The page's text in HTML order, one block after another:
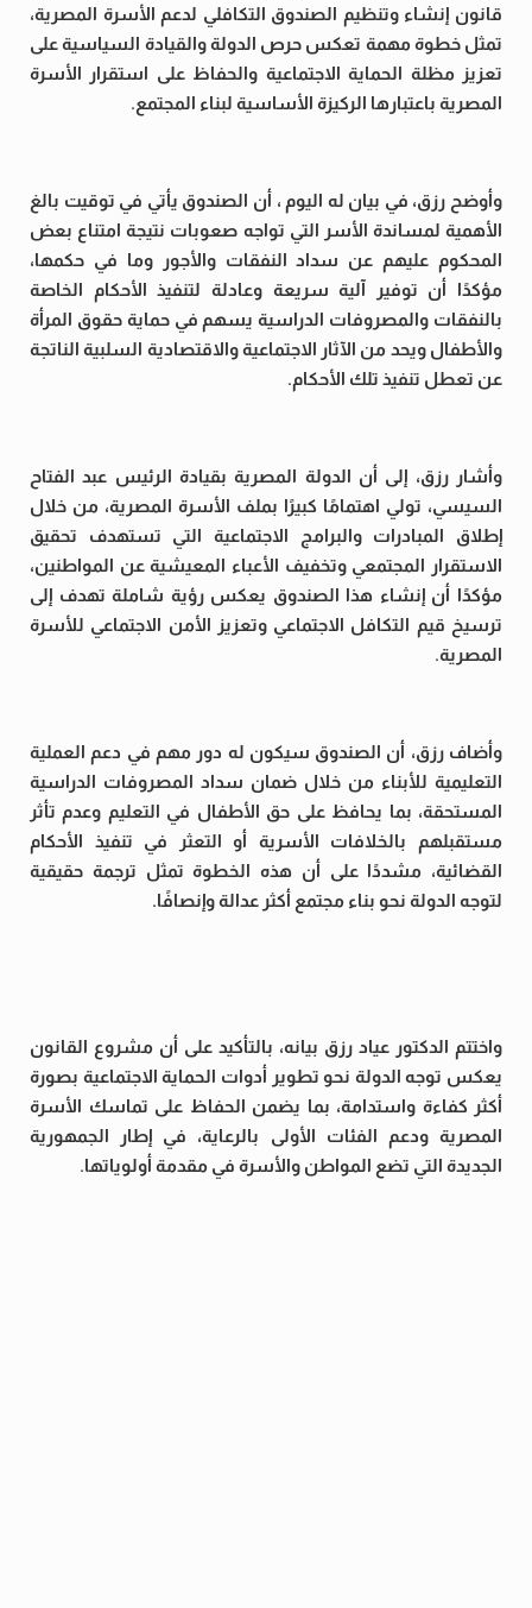
قانون إنشاء وتنظيم الصندوق التكافلي لدعم الأسرة المصرية،
تمثل خطوة مهمة تعكس حرص الدولة والقيادة السياسية على
تعزيز مظلة الحماية الاجتماعية والحفاظ على استقرار الأسرة
المصرية باعتبارها الركيزة الأساسية لبناء المجتمع.
وأوضح رزق، في بيان له اليوم ، أن الصندوق يأتي في توقيت بالغ
الأهمية لمساندة الأسر التي تواجه صعوبات نتيجة امتناع بعض
المحكوم عليهم عن سداد النفقات والأجور وما في حكمها،
مؤكدًا أن توفير آلية سريعة وعادلة لتنفيذ الأحكام الخاصة
بالنفقات والمصروفات الدراسية يسهم في حماية حقوق المرأة
والأطفال ويحد من الآثار الاجتماعية والاقتصادية السلبية الناتجة
عن تعطل تنفيذ تلك الأحكام.
وأشار رزق، إلى أن الدولة المصرية بقيادة الرئيس عبد الفتاح
السيسي، تولي اهتمامًا كبيرًا بملف الأسرة المصرية، من خلال
إطلاق المبادرات والبرامج الاجتماعية التي تستهدف تحقيق
الاستقرار المجتمعي وتخفيف الأعباء المعيشية عن المواطنين،
مؤكدًا أن إنشاء هذا الصندوق يعكس رؤية شاملة تهدف إلى
ترسيخ قيم التكافل الاجتماعي وتعزيز الأمن الاجتماعي للأسرة
المصرية.
وأضاف رزق، أن الصندوق سيكون له دور مهم في دعم العملية
التعليمية للأبناء من خلال ضمان سداد المصروفات الدراسية
المستحقة، بما يحافظ على حق الأطفال في التعليم وعدم تأثر
مستقبلهم بالخلافات الأسرية أو التعثر في تنفيذ الأحكام
القضائية، مشددًا على أن هذه الخطوة تمثل ترجمة حقيقية
لتوجه الدولة نحو بناء مجتمع أكثر عدالة وإنصافًا.
واختتم الدكتور عياد رزق بيانه، بالتأكيد على أن مشروع القانون
يعكس توجه الدولة نحو تطوير أدوات الحماية الاجتماعية بصورة
أكثر كفاءة واستدامة، بما يضمن الحفاظ على تماسك الأسرة
المصرية ودعم الفئات الأولى بالرعاية، في إطار الجمهورية
الجديدة التي تضع المواطن والأسرة في مقدمة أولوياتها.